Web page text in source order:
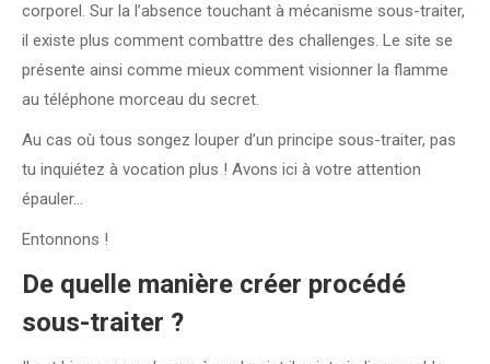
corporel. Sur la l’absence touchant à mécanisme sous-traiter,
il existe plus comment combattre des challenges. Le site se
présente ainsi comme mieux comment visionner la flamme
au téléphone morceau du secret.
Au cas où tous songez louper d’un principe sous-traiter, pas
tu inquiétez à vocation plus ! Avons ici à votre attention
épauler…
Entonnons !
De quelle manière créer procédé
sous-traiter ?